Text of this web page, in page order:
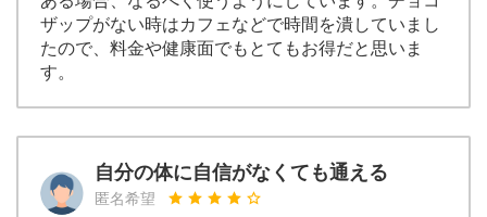
ザップがない時はカフェなどで時間を潰していまし
たので、料金や健康面でもとてもお得だと思いま
す。
自分の体に自信がなくても通える
匿名希望